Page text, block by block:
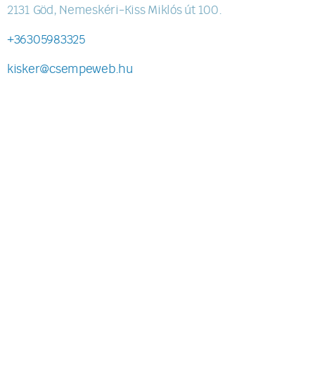
2131 Göd, Nemeskéri-Kiss Miklós út 100.
+36305983325
kisker@csempeweb.hu